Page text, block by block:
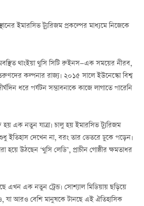
ইমারসিভ ট্যুরিজম প্রকল্পের মাধ্যমে নিজেকে
থাংইয়া থুসি সিটি রুইনস—এক সময়ের নীরব,
কল্পনার রাজ্য। ২০১৫ সালে ইউনেস্কো বিশ্ব
ধরে পর্যটন সম্ভাবনাকে কাজে লাগাতে পারেনি
এক নতুন যাত্রা। চালু হয় ইমারসিভ ট্যুরিজম
শুধু ইতিহাস দেখেন না, বরং তার ভেতরে ঢুকে পড়েন।
হয়ে উঠছেন ‘থুসি লেডি’, প্রাচীন গোষ্ঠীর ক্ষমতাধর
এখন এক নতুন ট্রেন্ড। সোশ্যাল মিডিয়ায় ছড়িয়ে
যা আরও বেশি মানুষকে টানছে এই ঐতিহাসিক